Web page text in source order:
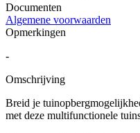
Documenten
Algemene voorwaarden
Opmerkingen
-
Omschrijving
Breid je
met deze multifunctionele